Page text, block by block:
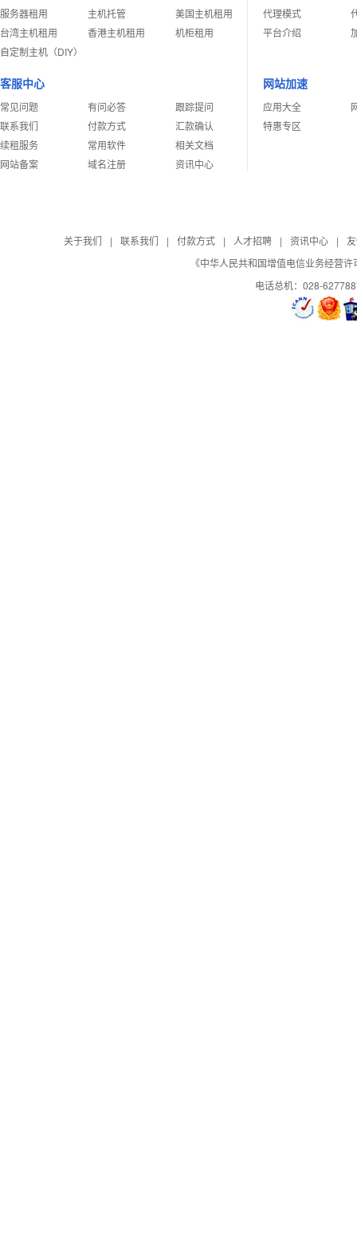
服务器租用
台湾主机租用
自定制主机（DIY）
主机托管
香港主机租用
美国主机租用
机柜租用
客服中心
常见问题
联系我们
续租服务
网站备案
有问必答
付款方式
常用软件
域名注册
跟踪提问
汇款确认
相关文档
资讯中心
代理模式
平台介绍
网站加速
应用大全
特惠专区
关于我们 | 联系我们 | 付款方式 | 人才招聘 | 资讯中心 |
《中华人民共和国增值电信业务经营
电话总机：028-